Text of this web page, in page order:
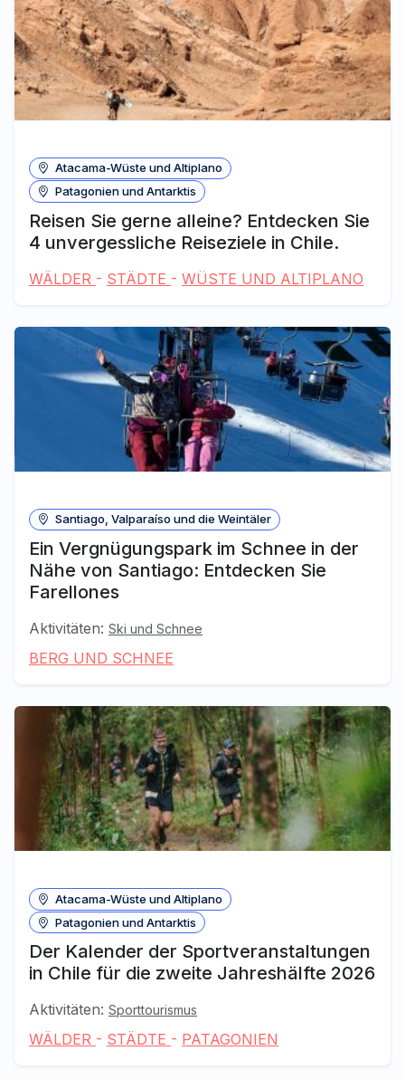
Atacama-Wüste und Altiplano
Patagonien und Antarktis
Reisen Sie gerne alleine? Entdecken Sie
4 unvergessliche Reiseziele in Chile.
WÄLDER - STÄDTE - WÜSTE UND ALTIPLANO
Santiago, Valparaíso und die Weintäler
Ein Vergnügungspark im Schnee in der
Nähe von Santiago: Entdecken Sie
Farellones
Aktivitäten: Ski und Schnee
BERG UND SCHNEE
Atacama-Wüste und Altiplano
Patagonien und Antarktis
Der Kalender der Sportveranstaltungen
in Chile für die zweite Jahreshälfte 2026
Aktivitäten: Sporttourismus
WÄLDER - STÄDTE - PATAGONIEN